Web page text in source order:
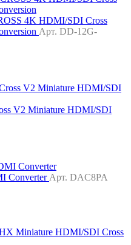
4K HDMI/SDI Cross
Арт. DD-12G-
V2 Miniature HDMI/SDI
Converter Арт. DAC8PA